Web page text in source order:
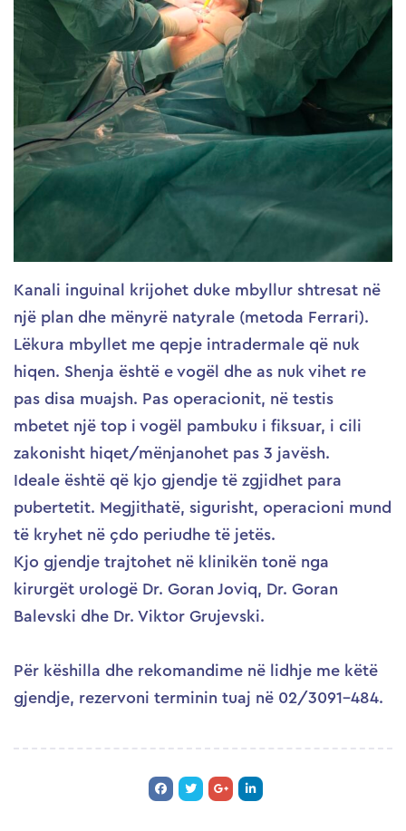
Kanali inguinal krijohet duke mbyllur shtresat në
një plan dhe mënyrë natyrale (metoda Ferrari).
Lëkura mbyllet me qepje intradermale që nuk
hiqen. Shenja është e vogël dhe as nuk vihet re
pas disa muajsh. Pas operacionit, në testis
mbetet një top i vogël pambuku i fiksuar, i cili
zakonisht hiqet/mënjanohet pas 3 javësh.
Ideale është që kjo gjendje të zgjidhet para
pubertetit. Megjithatë, sigurisht, operacioni mund
të kryhet në çdo periudhe të jetës.
Kjo gjendje trajtohet në klinikën tonë nga
kirurgët urologë Dr. Goran Joviq, Dr. Goran
Balevski dhe Dr. Viktor Grujevski.
Për këshilla dhe rekomandime në lidhje me këtë
gjendje, rezervoni terminin tuaj në 02/3091-484.